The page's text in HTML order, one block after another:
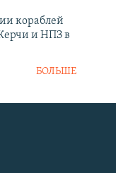
кораблей
и НПЗ в
БОЛЬШЕ